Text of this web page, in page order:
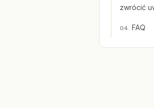
zwrócić
FAQ